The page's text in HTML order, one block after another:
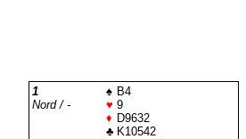
1
Nord / -
♠ B4
♥ 9
♦ D9632
♣ K10542